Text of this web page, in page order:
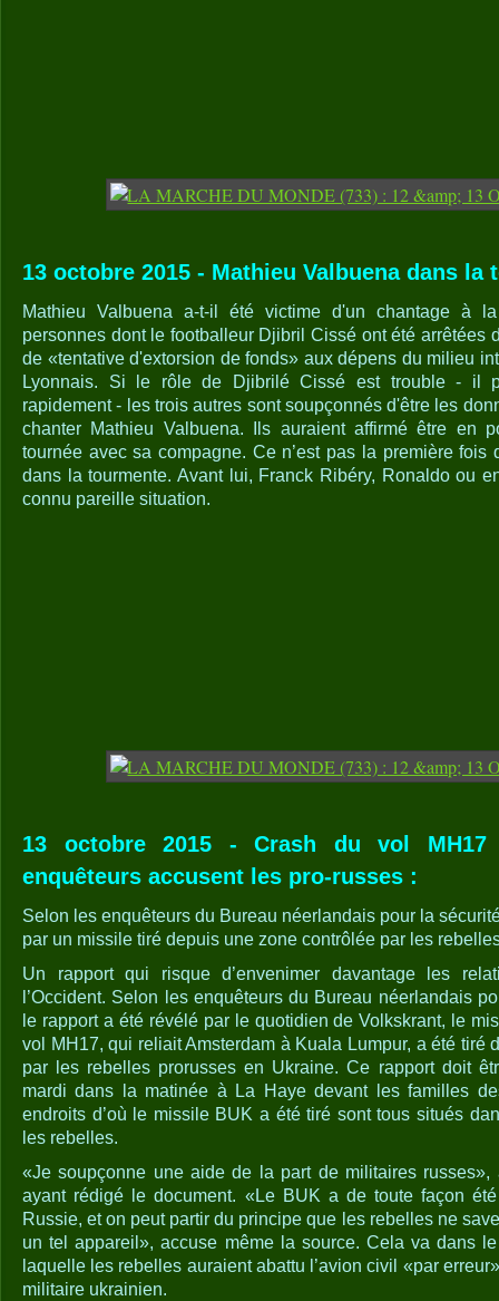
13 octobre 2015 - Mathieu Valbuena dans la
Mathieu Valbuena a-t-il été victime d'un chantage à
personnes dont le footballeur Djibril Cissé ont été arrêtées
de «tentative d'extorsion de fonds» aux dépens du milieu
Lyonnais. Si le rôle de Djibrilé Cissé est trouble - il
rapidement - les trois autres sont soupçonnés d'être les
chanter Mathieu Valbuena. Ils auraient affirmé être en
tournée avec sa compagne. Ce n’est pas la première fois
dans la tourmente. Avant lui, Franck Ribéry, Ronaldo ou
connu pareille situation.
13 octobre 2015 - Crash du vol
enquêteurs accusent les pro-russes :
Selon les enquêteurs du Bureau néerlandais pour la
par un missile tiré depuis une zone contrôlée par les
Un rapport qui risque d’envenimer davantage les
l’Occident. Selon les enquêteurs du Bureau néerlandais
le rapport a été révélé par le quotidien de Volkskrant, le
vol MH17, qui reliait Amsterdam à Kuala Lumpur, a été tiré
par les rebelles prorusses en Ukraine. Ce rapport doit
mardi dans la matinée à La Haye devant les familles
endroits d’où le missile BUK a été tiré sont tous situés
les rebelles.
«Je soupçonne une aide de la part de militaires
ayant rédigé le document. «Le BUK a de toute façon
Russie, et on peut partir du principe que les rebelles ne
un tel appareil», accuse même la source. Cela va dans
laquelle les rebelles auraient abattu l’avion civil «par
militaire ukrainien.